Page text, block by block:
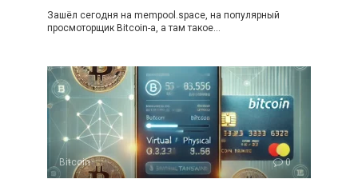
Зашёл сегодня на mempool.space, на популярный
просмоторщик Bitcoin-а, а там такое…
Bitcoin 0